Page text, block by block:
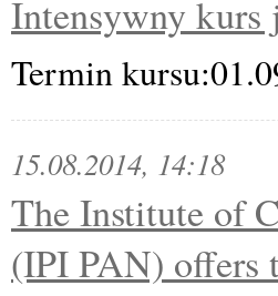
Intensywny kurs
Termin
15.08.2014, 14:18
The Institute of
(IPI PAN) offers